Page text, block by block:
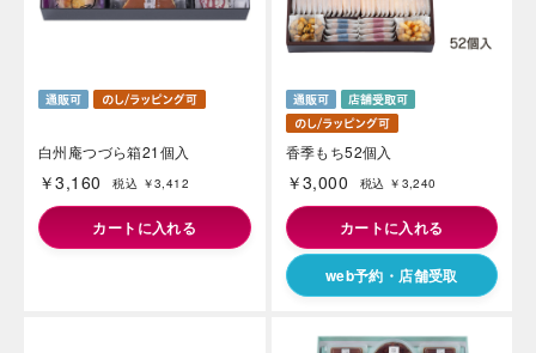
白州庵つづら箱21個入
￥3,160 税込 ￥3,412
カートに入れる
香季もち52個入
￥3,000 税込 ￥3,240
カートに入れる
web予約・店舗受取
海外 Overseas shops